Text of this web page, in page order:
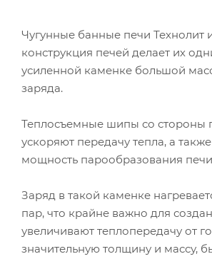
Чугунные банные печи Технолит
конструкция печей делает их
усиленной каменке большой
заряда.
Теплосъемные шипы со стороны
ускоряют передачу тепла, а
мощность парообразования
Заряд в такой каменке
пар, что крайне важно для
увеличивают теплопередачу от
значительную толщину и массу,